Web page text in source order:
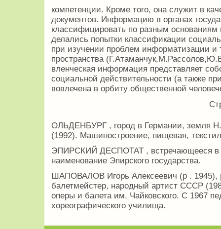
компетенции. Кроме того, она служит в
документов. Информацию в органах
классифицировать по разным
делались попытки классификации
при изучении проблем информатизации и
пространства
вленческая информация представляет
социальной действительности (а также
вовлечена в орбиту общественной
ОЛЬДЕНБУРГ , город в Германии, земля
(1992). Машиностроение, пищевая,
ЭПИРСКИЙ ДЕСПОТАТ , встречающееся в
наименование Эпирского государства.
ШАПОВАЛОВ Игорь Алексеевич (р . 1945),
балетмейстер, народный артист СССР
оперы и балета им. Чайковского. С 1967
хореографического училища.